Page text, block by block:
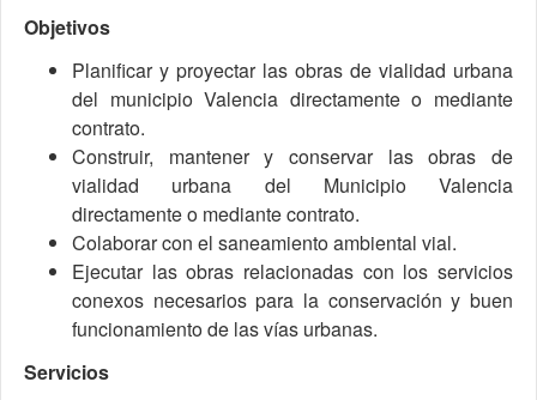
Objetivos
Planificar y proyectar las obras de vialidad urbana
del municipio Valencia directamente o mediante
contrato.
Construir, mantener y conservar las obras de
vialidad urbana del Municipio Valencia
directamente o mediante contrato.
Colaborar con el saneamiento ambiental vial.
Ejecutar las obras relacionadas con los servicios
conexos necesarios para la conservación y buen
funcionamiento de las vías urbanas.
Servicios